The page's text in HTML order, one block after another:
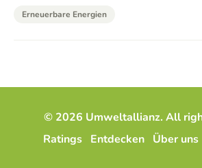
Erneuerbare Energien
© 2026 Umweltallianz. All
Ratings Entdecken Über uns